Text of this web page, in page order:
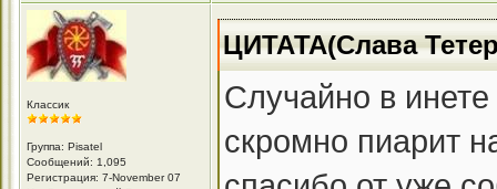
Классик
Группа: Pisatel
Сообщений: 1,095
Регистрация: 7-November 07
ЦИТАТА(Слава
Случайно в
скромно пиарит